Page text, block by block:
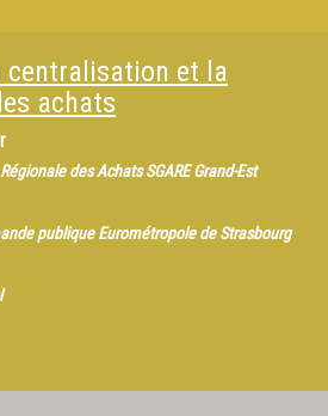
centralisation et la
achats
des Achats SGARE Grand-Est
publique Eurométropole de Strasbourg